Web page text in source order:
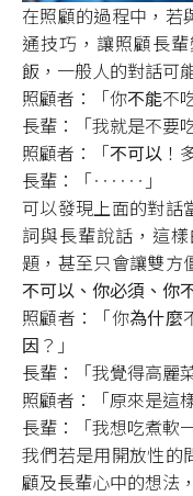
在照顧的過程中，若
通技巧，讓照顧長
飯，一般人的對話可
照顧者：「你不能不
長輩：「我就是不要吃
照顧者：「不可以 ！
長輩：「‥‥‥」
可以發現上面的對話
詞與長輩說話，這
題，甚至只會讓雙方
不可以、你必須、你
照顧者：「你為什麼
因 ？」
長輩：「我覺得高麗
照顧者：「原來是這
長輩：「我想吃煮
我們若是用開放性的
顧及長輩心中的想法